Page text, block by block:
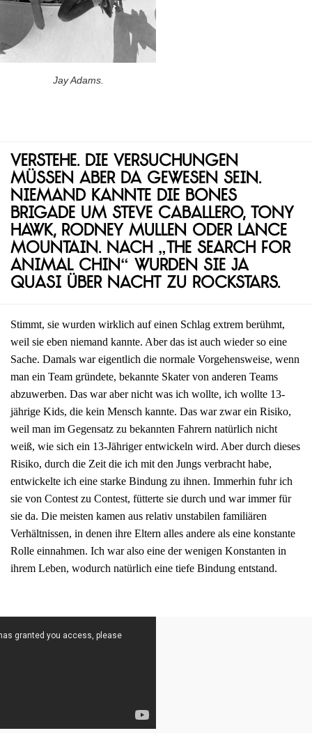
Jay Adams.
Verstehe. Die Versuchungen
müssen aber da gewesen sein.
Niemand kannte die Bones
Brigade um Steve Caballero, Tony
Hawk, Rodney Mullen oder Lance
Mountain. Nach „The Search for
Animal Chin“ wurden sie ja
quasi über Nacht zu Rockstars.
Stimmt, sie wurden wirklich auf einen Schlag extrem berühmt,
weil sie eben niemand kannte. Aber das ist auch wieder so eine
Sache. Damals war eigentlich die normale Vorgehensweise, wenn
man ein Team gründete, bekannte Skater von anderen Teams
abzuwerben. Das war aber nicht was ich wollte, ich wollte 13-
jährige Kids, die kein Mensch kannte. Das war zwar ein Risiko,
weil man im Gegensatz zu bekannten Fahrern natürlich nicht
weiß, wie sich ein 13-Jähriger entwickeln wird. Aber durch dieses
Risiko, durch die Zeit die ich mit den Jungs verbracht habe,
entwickelte ich eine starke Bindung zu ihnen. Immerhin fuhr ich
sie von Contest zu Contest, fütterte sie durch und war immer für
sie da. Die meisten kamen aus relativ unstabilen familiären
Verhältnissen, in denen ihre Eltern alles andere als eine konstante
Rolle einnahmen. Ich war also eine der wenigen Konstanten in
ihrem Leben, wodurch natürlich eine tiefe Bindung entstand.